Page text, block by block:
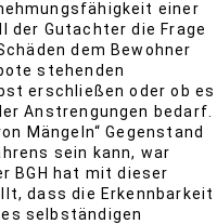
einer
der Gutachter die Frage
dem Bewohner
stehenden
erschließen oder ob es
Anstrengungen bedarf.
Mängeln“ Gegenstand
sein kann, war
BGH hat mit dieser
dass die Erkennbarkeit
selbständigen